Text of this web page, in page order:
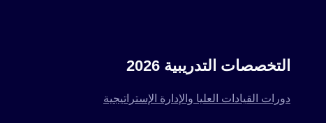
التخصصات التدريبية 2026
دورات القيادات العليا والإدارة الإستراتيجية